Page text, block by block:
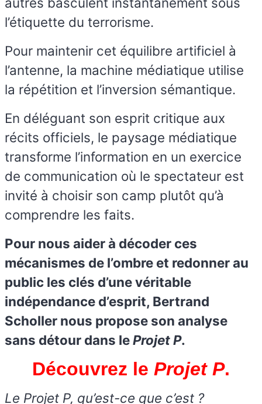
l’étiquette du terrorisme.
Pour maintenir cet équilibre artificiel à
l’antenne, la machine médiatique utilise
la répétition et l’inversion sémantique.
En déléguant son esprit critique aux
récits officiels, le paysage médiatique
transforme l’information en un exercice
de communication où le spectateur est
invité à choisir son camp plutôt qu’à
comprendre les faits.
Pour nous aider à décoder ces
mécanismes de l’ombre et redonner au
public les clés d’une véritable
indépendance d’esprit, Bertrand
Scholler nous propose son analyse
sans détour dans leProjet P.
Découvrez le Projet P.
Le Projet P, qu’est-ce que c’est ?